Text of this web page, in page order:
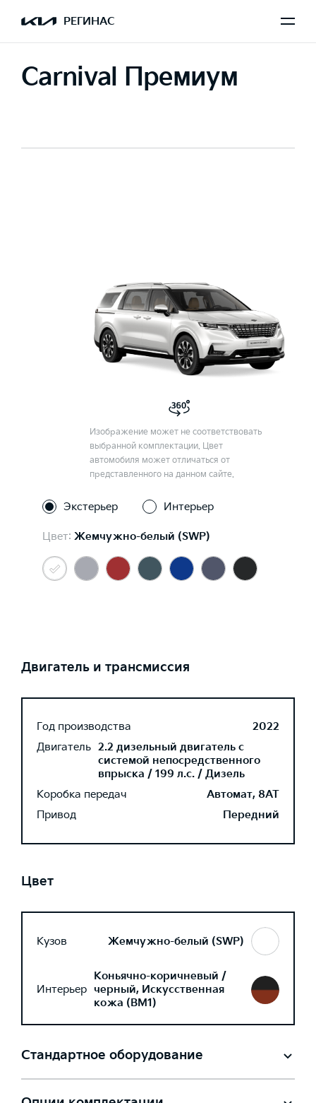
РЕГИНАС
Carnival Премиум
Изображение может не соответствовать
выбранной комплектации. Цвет
автомобиля может отличаться от
представленного на данном сайте.
Экстерьер Интерьер
Цвет: Жемчужно-белый (SWP)
Двигатель и трансмиссия
Год производства
2022
Двигатель 2.2 дизельный двигатель с
системой непосредственного
впрыска / 199 л.с. / Дизель
Коробка передач
Автомат, 8AT
Привод
Передний
Цвет
Кузов Жемчужно-белый (SWP)
Интерьер
Коньячно-коричневый /
черный, Искусственная
кожа (BM1)
Стандартное оборудование